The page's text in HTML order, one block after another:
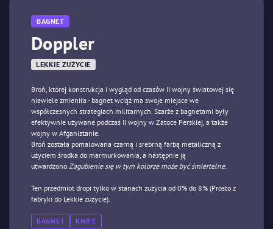
BAGNET
Doppler
LEKKIE ZUŻYCIE
Broń, której konstrukcja i wygląd od czasów II wojny światowej się
niewiele zmieniła - bagnet wciąż ma swoje miejsce we
współczesnych strategiach militarnych. Szarże z bagnetami były
efektywnie używane podczas II wojny w Zatoce Perskiej, a także
wojny w Afganistanie.
Broń została pomalowana czarną i srebrną farbą metaliczną z
użyciem środka do marmurkowania, a następnie ją
utwardzono.Zagubienie się w tym kolorze może być śmiertelne.
Ten przedmiot dropi tylko w stanach zużycia od 0% do 8% (Prosto z
fabryki do Lekkie zużycie).
BAGNET KNIFE